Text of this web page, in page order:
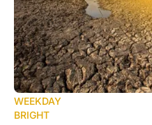
WEEKDAY
BRIGHT